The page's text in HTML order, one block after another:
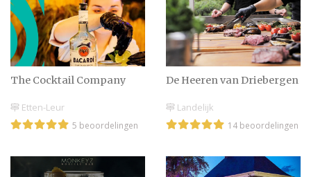
The Cocktail Company
Etten-Leur
5 beoordelingen
De Heeren van Driebergen
Landelijk
14 beoordelingen